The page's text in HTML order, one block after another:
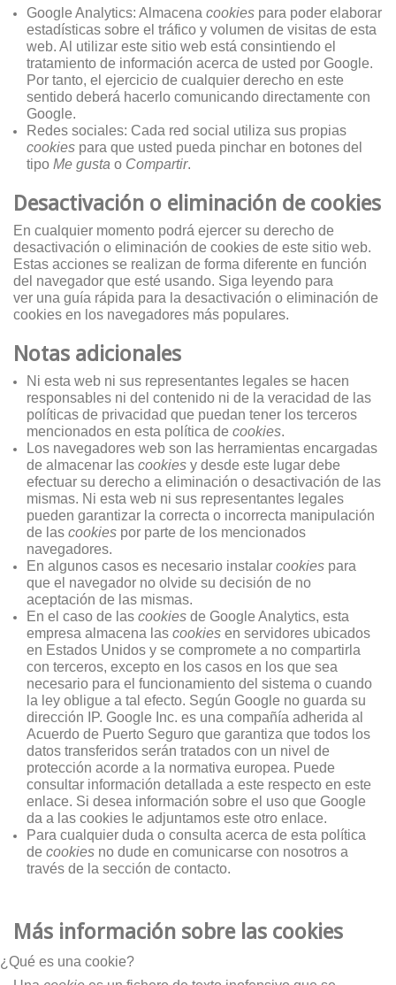
Google Analytics: Almacena cookies para poder elaborar
estadísticas sobre el tráfico y volumen de visitas de esta
web. Al utilizar este sitio web está consintiendo el
tratamiento de información acerca de usted por Google.
Por tanto, el ejercicio de cualquier derecho en este
sentido deberá hacerlo comunicando directamente con
Google.
Redes sociales: Cada red social utiliza sus propias
cookies para que usted pueda pinchar en botones del
tipo Me gusta o Compartir.
Desactivación o eliminación de cookies
En cualquier momento podrá ejercer su derecho de
desactivación o eliminación de cookies de este sitio web.
Estas acciones se realizan de forma diferente en función
del navegador que esté usando. Siga leyendo para
ver una guía rápida para la desactivación o eliminación de
cookies en los navegadores más populares.
Notas adicionales
Ni esta web ni sus representantes legales se hacen
responsables ni del contenido ni de la veracidad de las
políticas de privacidad que puedan tener los terceros
mencionados en esta política de cookies.
Los navegadores web son las herramientas encargadas
de almacenar las cookies y desde este lugar debe
efectuar su derecho a eliminación o desactivación de las
mismas. Ni esta web ni sus representantes legales
pueden garantizar la correcta o incorrecta manipulación
de las cookies por parte de los mencionados
navegadores.
En algunos casos es necesario instalar cookies para
que el navegador no olvide su decisión de no
aceptación de las mismas.
En el caso de las cookies de Google Analytics, esta
empresa almacena las cookies en servidores ubicados
en Estados Unidos y se compromete a no compartirla
con terceros, excepto en los casos en los que sea
necesario para el funcionamiento del sistema o cuando
la ley obligue a tal efecto. Según Google no guarda su
dirección IP. Google Inc. es una compañía adherida al
Acuerdo de Puerto Seguro que garantiza que todos los
datos transferidos serán tratados con un nivel de
protección acorde a la normativa europea. Puede
consultar información detallada a este respecto en este
enlace. Si desea información sobre el uso que Google
da a las cookies le adjuntamos este otro enlace.
Para cualquier duda o consulta acerca de esta política
de cookies no dude en comunicarse con nosotros a
través de la sección de contacto.
Más información sobre las cookies
¿Qué es una cookie?